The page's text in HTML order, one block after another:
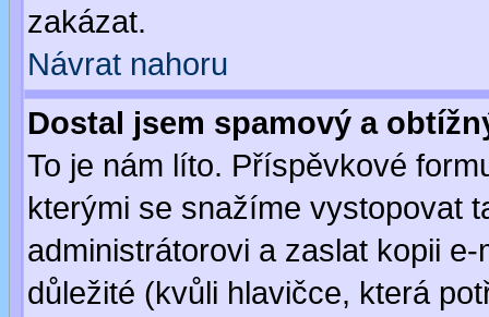
zakázat.
Návrat nahoru
Dostal jsem spamový a
To je nám líto. Příspěvkové
kterými se snažíme vystopovat
administrátorovi a zaslat kopii
důležité (kvůli hlavičce, která